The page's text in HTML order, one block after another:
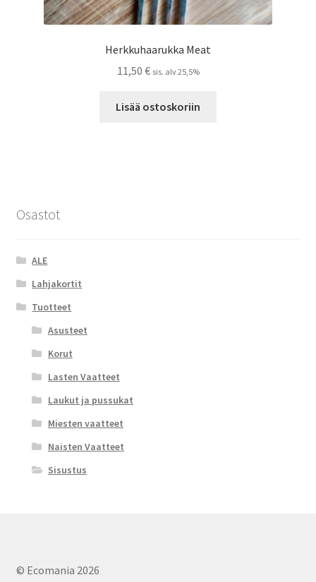
Herkkuhaarukka Meat
11,50 € sis. alv 25,5%
Lisää ostoskoriin
Osastot
ALE
Lahjakortit
Tuotteet
Asusteet
Korut
Lasten Vaatteet
Laukut ja pussukat
Miesten vaatteet
Naisten Vaatteet
Sisustus
© Ecomania 2026